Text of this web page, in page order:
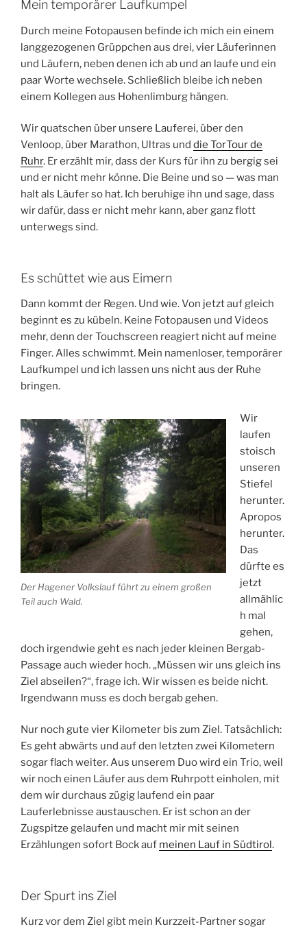
Mein temporärer Laufkumpel
Durch meine Fotopausen befinde ich mich ein einem
langgezogenen Grüppchen aus drei, vier Läuferinnen
und Läufern, neben denen ich ab und an laufe und ein
paar Worte wechsele. Schließlich bleibe ich neben
einem Kollegen aus Hohenlimburg hängen.
Wir quatschen über unsere Lauferei, über den
Venloop, über Marathon, Ultras und die TorTour de
Ruhr. Er erzählt mir, dass der Kurs für ihn zu bergig sei
und er nicht mehr könne. Die Beine und so — was man
halt als Läufer so hat. Ich beruhige ihn und sage, dass
wir dafür, dass er nicht mehr kann, aber ganz flott
unterwegs sind.
Es schüttet wie aus Eimern
Dann kommt der Regen. Und wie. Von jetzt auf gleich
beginnt es zu kübeln. Keine Fotopausen und Videos
mehr, denn der Touchscreen reagiert nicht auf meine
Finger. Alles schwimmt. Mein namenloser, temporärer
Laufkumpel und ich lassen uns nicht aus der Ruhe
bringen.
Der Hagener Volkslauf führt zu einem großen
Teil auch Wald.
Wir
laufen
stoisch
unseren
Stiefel
herunter.
Apropos
herunter.
Das
dürfte es
jetzt
allmählic
h mal
gehen,
doch irgendwie geht es nach jeder kleinen Bergab-
Passage auch wieder hoch. „Müssen wir uns gleich ins
Ziel abseilen?“, frage ich. Wir wissen es beide nicht.
Irgendwann muss es doch bergab gehen.
Nur noch gute vier Kilometer bis zum Ziel. Tatsächlich:
Es geht abwärts und auf den letzten zwei Kilometern
sogar flach weiter. Aus unserem Duo wird ein Trio, weil
wir noch einen Läufer aus dem Ruhrpott einholen, mit
dem wir durchaus zügig laufend ein paar
Lauferlebnisse austauschen. Er ist schon an der
Zugspitze gelaufen und macht mir mit seinen
Erzählungen sofort Bock auf meinen Lauf in Südtirol.
Der Spurt ins Ziel
Kurz vor dem Ziel gibt mein Kurzzeit-Partner sogar